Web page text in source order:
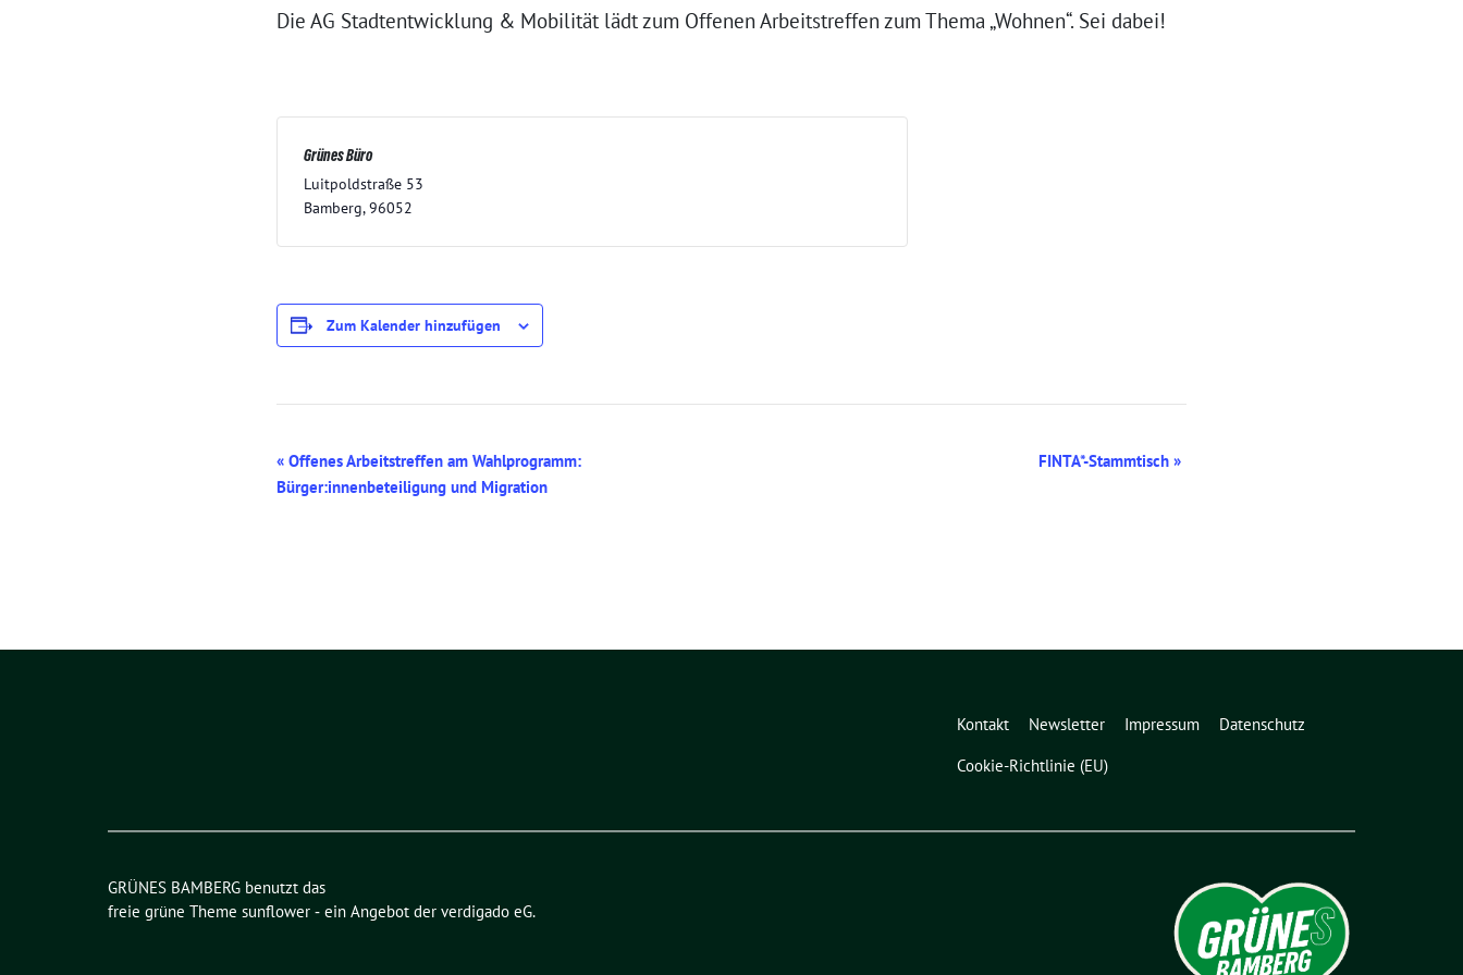
Die AG Stadtentwicklung & Mobilität lädt zum Offenen Arbeitstreffen zum Thema „Wohnen“. Sei dabei!
Grünes Büro
Luitpoldstraße 53
Bamberg, 96052
Zum Kalender hinzufügen
V
e
g
-
« Offenes Arbeitstreffen am Wahlprogramm:
Bürger:innenbeteiligung und Migration
FINTA*-Stammtisch »
Kontakt Newsletter Impressum
Datenschutz
Cookie-Richtlinie (EU)
GRÜNES BAMBERG benutzt das
freie grüne Theme sunflower ‐ ein Angebot der verdigado eG.